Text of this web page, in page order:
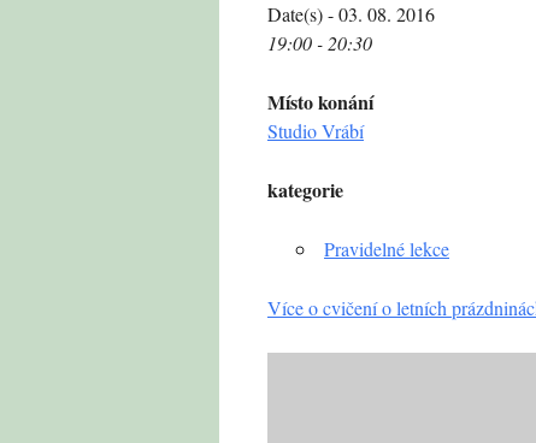
Date(s) - 03. 08. 2016
19:00 - 20:30
Místo konání
Studio Vrábí
kategorie
Pravidelné lekce
Více o cvičení o letních